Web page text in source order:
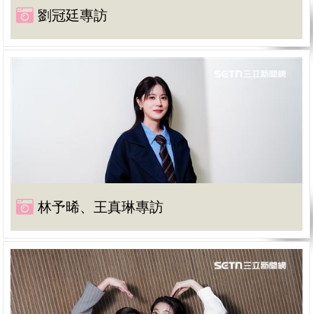
劉冠廷專訪
林予晞、王真琳專訪